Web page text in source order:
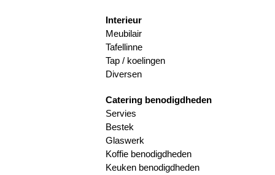
Interieur
Meubilair
Tafellinne
Tap / koelingen
Diversen
Catering benodigdheden
Servies
Bestek
Glaswerk
Koffie benodigdheden
Keuken benodigdheden